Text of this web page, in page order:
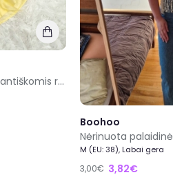
Geltoni marskinéliai su romantiškomis raukinio detalėmis
Boohoo
Nėrinuota palaidinė
M (EU: 38), Labai gera
3,00€ 3,82€